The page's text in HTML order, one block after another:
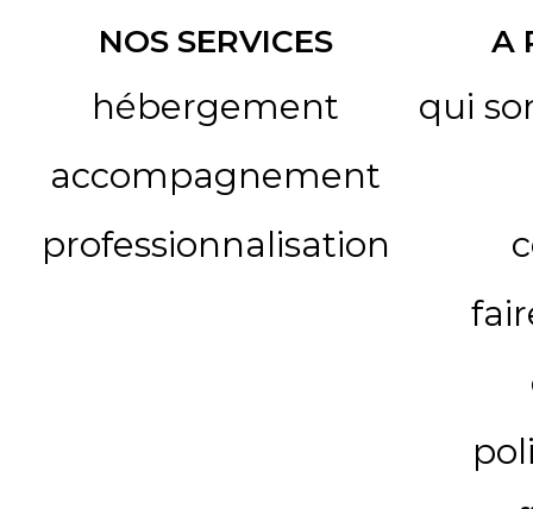
NOS SERVICES
hébergement
accompagnement
professionnalisation
A
qui